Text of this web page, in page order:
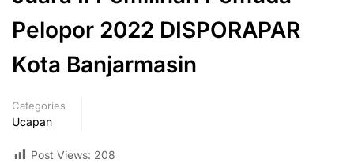
Pelopor 2022 DISPORAPAR
Kota Banjarmasin
Categories
Ucapan
Post Views: 208